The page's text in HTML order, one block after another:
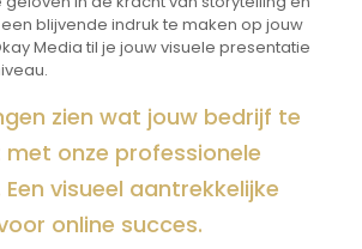
blijvende indruk te maken op jouw
Media til je jouw visuele presentatie
zien wat jouw bedrijf te
onze professionele
visueel aantrekkelijke
online succes.